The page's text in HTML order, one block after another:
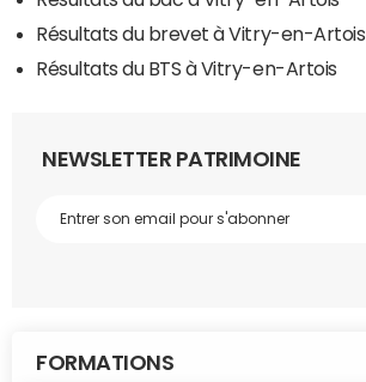
Résultats du brevet à Vitry-en-Artois
Résultats du BTS à Vitry-en-Artois
NEWSLETTER PATRIMOINE
FORMATIONS